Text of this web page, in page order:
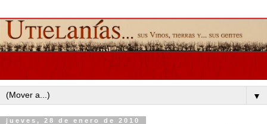
▼
jueves, 28 de enero de 2010